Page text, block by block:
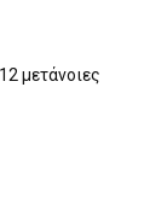
μετάνοιες